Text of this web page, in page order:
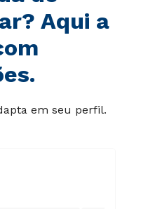
Aqui a
em seu perfil.